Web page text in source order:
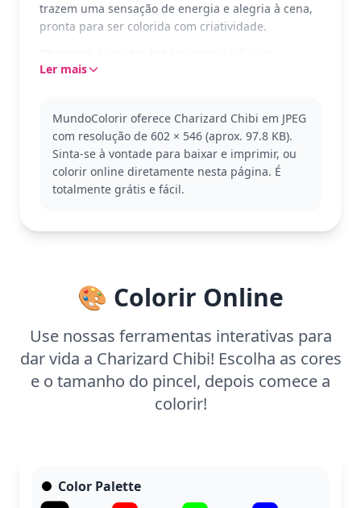
trazem uma sensação de energia e alegria à cena,
pronta para ser colorida com criatividade.
conhecido por sua força e habilidades de fogo.
Outros personagens chibi do universo Pokémon
também podem ser explorados para mais diversão.
Esta página de colorir é de complexidade média,
adequada para crianças a partir de 7 anos. Planeje
Ler mais
MundoColorir oferece Charizard Chibi em JPEG
com resolução de 602 × 546 (aprox. 97.8 KB).
Sinta-se à vontade para baixar e imprimir, ou
colorir online diretamente nesta página. É
totalmente grátis e fácil.
🎨 Colorir Online
Use nossas ferramentas interativas para
dar vida a Charizard Chibi! Escolha as cores
e o tamanho do pincel, depois comece a
colorir!
Color Palette